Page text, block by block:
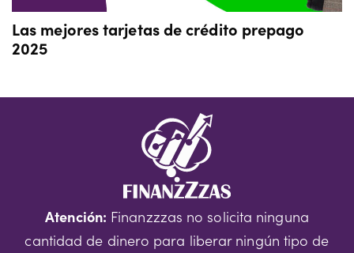
Las mejores tarjetas de crédito prepago
2025
Atención: Finanzzzas no solicita ninguna
cantidad de dinero para liberar ningún tipo de